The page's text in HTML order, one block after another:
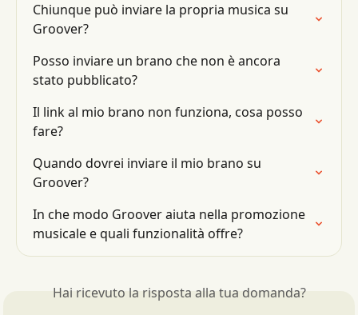
Chiunque può inviare la propria musica su
Groover?
Posso inviare un brano che non è ancora
stato pubblicato?
Il link al mio brano non funziona, cosa posso
fare?
Quando dovrei inviare il mio brano su
Groover?
In che modo Groover aiuta nella promozione
musicale e quali funzionalità offre?
Hai ricevuto la risposta alla tua domanda?